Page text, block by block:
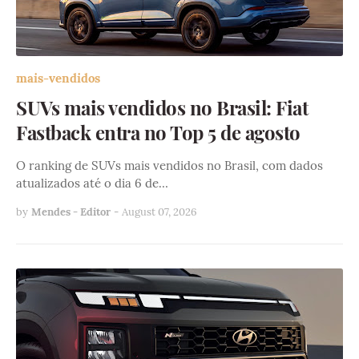
mais-vendidos
SUVs mais vendidos no Brasil: Fiat
Fastback entra no Top 5 de agosto
O ranking de SUVs mais vendidos no Brasil, com dados
atualizados até o dia 6 de…
by Mendes - Editor - August 07, 2026